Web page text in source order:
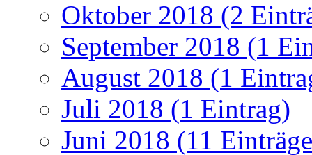
Oktober 2018 (2
September 2018 (1
August 2018 (1
Juli 2018 (1 Eintrag)
Juni 2018 (11